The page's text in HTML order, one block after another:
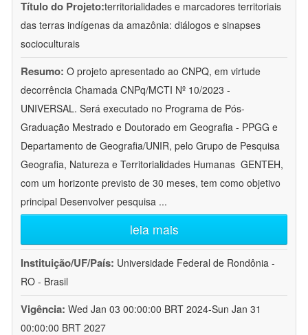
Título do Projeto:territorialidades e marcadores territoriais
das terras indígenas da amazônia: diálogos e sinapses
socioculturais
Resumo: O projeto apresentado ao CNPQ, em virtude
decorrência Chamada CNPq/MCTI Nº 10/2023 -
UNIVERSAL. Será executado no Programa de Pós-
Graduação Mestrado e Doutorado em Geografia - PPGG e
Departamento de Geografia/UNIR, pelo Grupo de Pesquisa
Geografia, Natureza e Territorialidades Humanas  GENTEH,
com um horizonte previsto de 30 meses, tem como objetivo
principal Desenvolver pesquisa ...
leia mais
Instituição/UF/País: Universidade Federal de Rondônia -
RO - Brasil
Vigência: Wed Jan 03 00:00:00 BRT 2024-Sun Jan 31
00:00:00 BRT 2027